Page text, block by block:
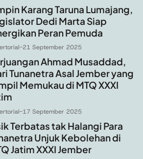
Karang Taruna Lumajang,
Dedi Marta Siap
Peran Pemuda
-21 September 2025
Ahmad Musaddad,
Tunanetra Asal Jember yang
Memukau di MTQ XXXI
-17 September 2025
Terbatas tak Halangi Para
Unjuk Kebolehan di
Jatim XXXI Jember